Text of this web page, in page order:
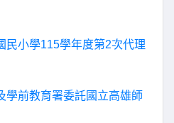
民小學115學年度第2次代理
學前教育署委託國立高雄師